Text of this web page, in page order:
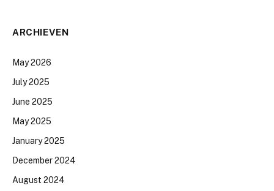
ARCHIEVEN
May 2026
July 2025
June 2025
May 2025
January 2025
December 2024
August 2024